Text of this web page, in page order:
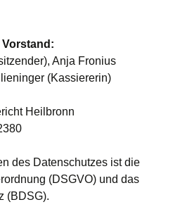
Anja Fronius
(Kassiererin)
Heilbronn
des Datenschutzes ist die
(DSGVO) und das
(BDSG).